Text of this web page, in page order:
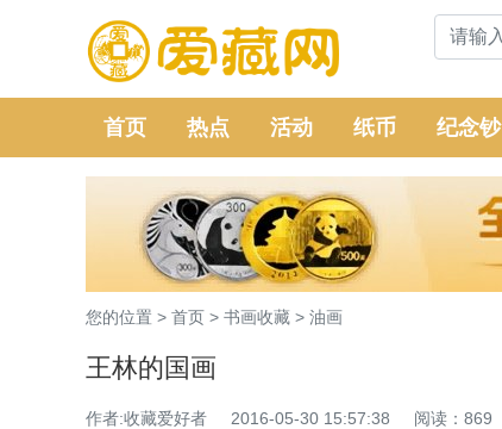
首页 热点 活动 纸币 纪念钞
您的位置 > 首页 > 书画收藏 > 油画
王林的国画
作者:收藏爱好者 2016-05-30 15:57:38 阅读：869